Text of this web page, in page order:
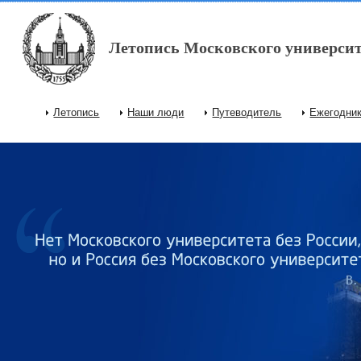
Перейти к основному содержанию
Летопись Московского
Главное меню
Летопись Наши люди Путеводитель